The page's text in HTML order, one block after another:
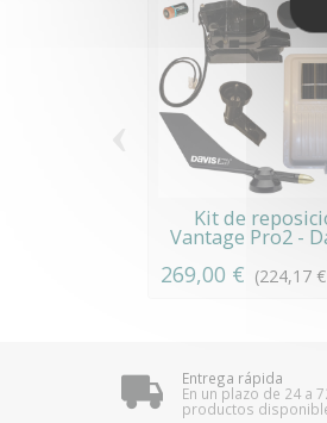
Kit de
Vantage Pro2 -
269,00 € (224,17
Entrega rápida
En un plazo de 24 a
productos